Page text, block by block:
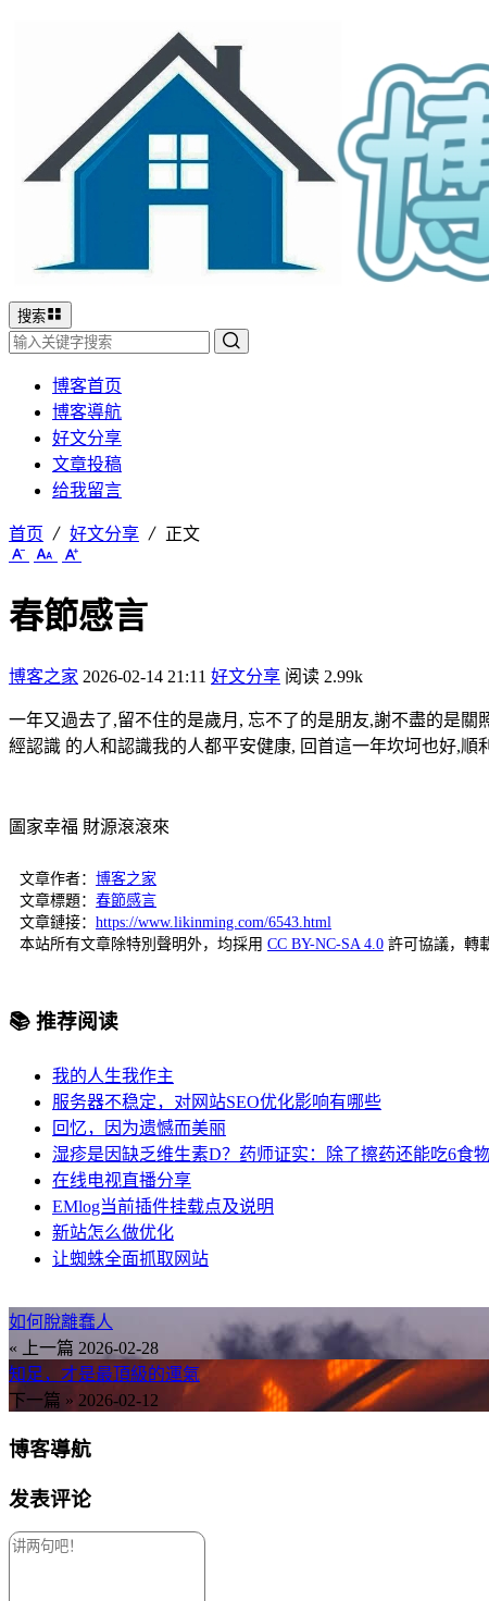
搜索
博客首页
博客導航
好文分享
文章投稿
给我留言
首页 好文分享 正文
春節感言
博客之家 2026-02-14 21:11 好文分享 阅读 2.99k
一年又過去了,留不住的是歲月, 忘不了的是朋友,謝不盡的是
經認識 的人和認識我的人都平安健康, 回首這一年坎坷也好,
圖家幸福 財源滾滾來
文章作者： 博客之家
文章標題： 春節感言
文章鏈接： https://www.likinming.com/6543.html
本站所有文章除特別聲明外，均採用 CC BY-NC-SA 4.0 許可協議，轉
📚 推荐阅读
我的人生我作主
服务器不稳定，对网站SEO优化影响有哪些
回忆，因为遗憾而美丽
湿疹是因缺乏维生素D？药师证实：除了擦药还能吃6食
在线电视直播分享
EMlog当前插件挂载点及说明
新站怎么做优化
让蜘蛛全面抓取网站
如何脫離蠢人
« 上一篇 2026-02-28
知足，才是最頂級的運氣
下一篇 » 2026-02-12
博客導航
发表评论